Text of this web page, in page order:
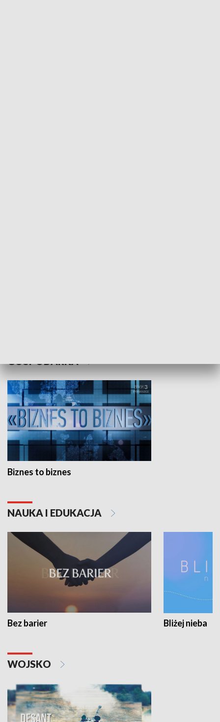
GOSPODARKA
Biznes to biznes
NAUKA I EDUKACJA
Bez barier Bliżej nieba
WOJSKO